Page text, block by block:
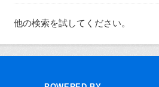
他の検索を試してください。